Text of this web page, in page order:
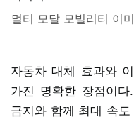
멀티 모달 모빌리티 이
자동차 대체 효과와
가진 명확한 장점이
금지와 함께 최대 속